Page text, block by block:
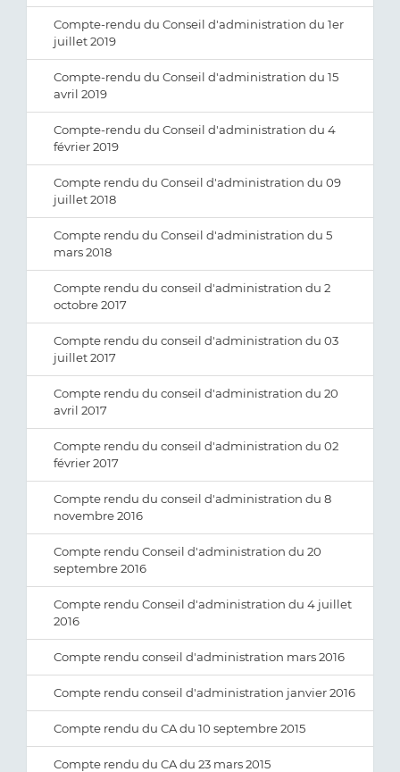
Compte-rendu du Conseil d'administration du 1er
juillet 2019
Compte-rendu du Conseil d'administration du 15
avril 2019
Compte-rendu du Conseil d'administration du 4
février 2019
Compte rendu du Conseil d'administration du 09
juillet 2018
Compte rendu du Conseil d'administration du 5
mars 2018
Compte rendu du conseil d'administration du 2
octobre 2017
Compte rendu du conseil d'administration du 03
juillet 2017
Compte rendu du conseil d'administration du 20
avril 2017
Compte rendu du conseil d'administration du 02
février 2017
Compte rendu du conseil d'administration du 8
novembre 2016
Compte rendu Conseil d'administration du 20
septembre 2016
Compte rendu Conseil d'administration du 4 juillet
2016
Compte rendu conseil d'administration mars 2016
Compte rendu conseil d'administration janvier 2016
Compte rendu du CA du 10 septembre 2015
Compte rendu du CA du 23 mars 2015